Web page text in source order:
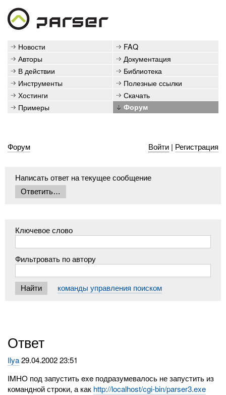
Новости
FAQ
Авторы
Документация
В действии
Библиотека
Инструменты
Полезные ссылки
Хостинги
Скачать
Примеры
Форум
Форум Войти| Регистрация
Написать ответ на текущее сообщение
Ключевое слово
Фильтровать по автору
команды управления поиском
Ответ
Ilya29.04.2002 23:51
IMHO под запустить exe подразумевалось не запустить из
командной строки, а как http://localhost/cgi-bin/parser3.exe